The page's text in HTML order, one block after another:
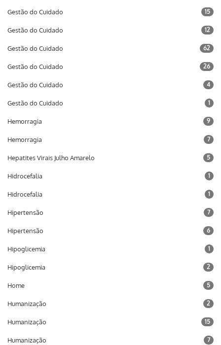
Gestão do Cuidado 15
Gestão do Cuidado 12
Gestão do Cuidado 62
Gestão do Cuidado 26
Gestão do Cuidado 4
Gestão do Cuidado 1
Hemorragia 9
Hemorragia 7
Hepatites Virais Julho Amarelo 5
Hidrocefalia 1
Hidrocefalia 1
Hipertensão 7
Hipertensão 6
Hipoglicemia 1
Hipoglicemia 2
Home 5
Humanização 2
Humanização 15
Humanização 7